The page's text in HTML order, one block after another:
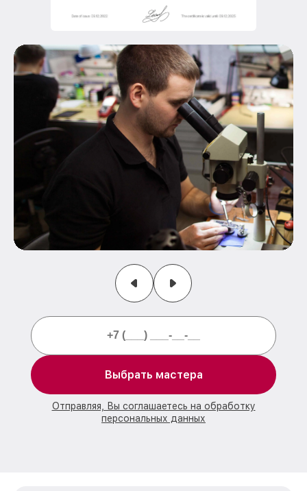
Выбрать мастера
Отправляя, Вы соглашаетесь на обработку
персональных данных